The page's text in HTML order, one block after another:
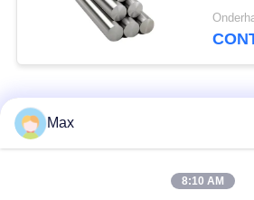
populaire categorieën
Max
8:10 AM